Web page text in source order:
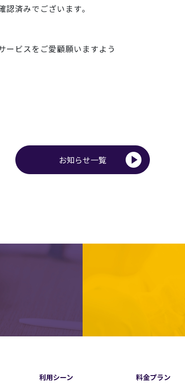
済みでございます｡
ービスをご愛顧願いますよ う
お知らせ一覧
利用シーン 料金プラン